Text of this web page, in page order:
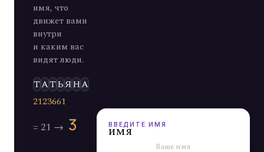
имя, что
движет вами
внутри
и каким вас
видят люди.
ЭЛЬДА
ВВЕДИТЕ ИМЯ
имя